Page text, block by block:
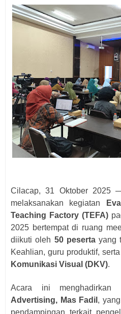
Cilacap, 31 Oktober 2025
melaksanakan kegiatan
Teaching Factory (TEFA)
2025 bertempat di ruang
diikuti oleh 50 pesertayang
Keahlian, guru produktif, serta
Komunikasi Visual (DKV).
Acara ini menghadirkan
Advertising, Mas Fadil ,
pendampingan terkait